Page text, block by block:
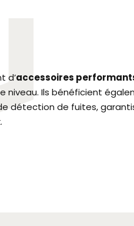
d’accessoires
Ils bénéficient
détection de fuites,